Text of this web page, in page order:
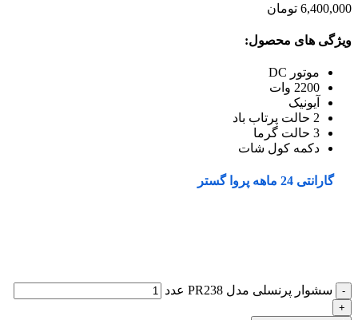
6,400,000 تومان
ویژگی های محصول:
موتور DC
2200 وات
آیونیک
2 حالت پرتاب باد
3 حالت گرما
دکمه کول شات
گارانتی 24 ماهه پروا گستر
سشوار پرنسلی مدل PR238 عدد